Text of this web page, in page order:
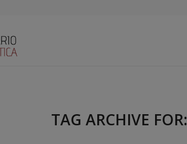
TAG ARCHIVE FOR: